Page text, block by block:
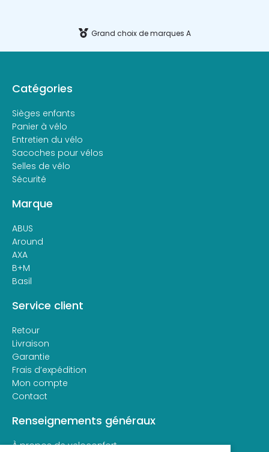
Grand choix de marques A
Catégories
Sièges enfants
Panier à vélo
Entretien du vélo
Sacoches pour vélos
Selles de vélo
Sécurité
Marque
ABUS
Around
AXA
B+M
Basil
Service client
Retour
Livraison
Garantie
Frais d’expédition
Mon compte
Contact
Renseignements généraux
À propos de veloconfort